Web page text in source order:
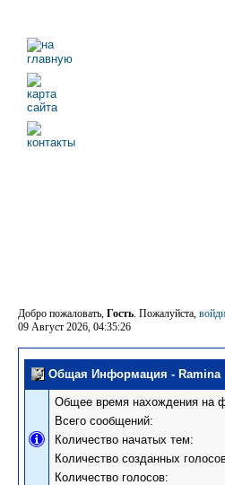
Добро пожаловать, Гость. Пожалуйста,
09 Август 2026, 04:35:26
Общая Информация - Ramina
Общее время нахождения на
Всего сообщений:
Количество начатых тем:
Количество созданных
Количество голосов: